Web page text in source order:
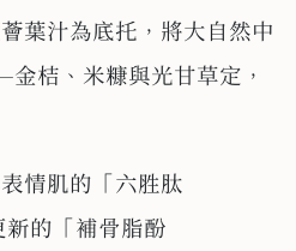
葉汁為底托，將大自然中
桔、米糠與光甘草定，
情肌的「六胜肽
的「補骨脂酚